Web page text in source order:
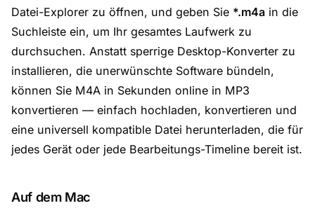
Datei-Explorer zu öffnen, und geben Sie *.m4a in die
Suchleiste ein, um Ihr gesamtes Laufwerk zu
durchsuchen. Anstatt sperrige Desktop-Konverter zu
installieren, die unerwünschte Software bündeln,
können Sie M4A in Sekunden online in MP3
konvertieren — einfach hochladen, konvertieren und
eine universell kompatible Datei herunterladen, die für
jedes Gerät oder jede Bearbeitungs-Timeline bereit ist.
Auf dem Mac